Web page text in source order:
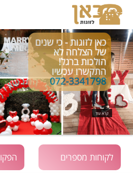
כאן לזוגות - כי שנים
של הצלחה לא
הולכות ברגל!
התקשרו עכשיו
072-3341798
קרא עוד
לקוחות מספרים